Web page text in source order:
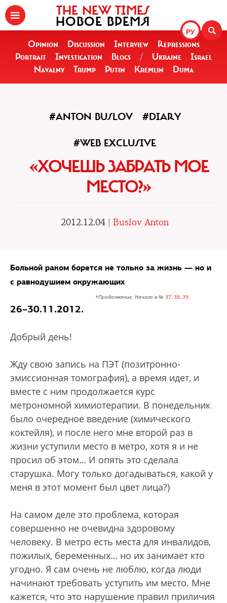
РУ
THE NEW TIMES
НОВОЕ ВРЕМЯ
Opinion Discussion Interview
Repressions
Portrait
Investigation Blogs / Ukraine
Israel
Navalny
Trump Putin Kremlin Duma
#ANTON BUSLOV #DIARY
#WEB EXCLUSIVE
«ХОЧЕШЬ ЗАБРАТЬ МОЕ
МЕСТО?»
2012.12.04 | Buslov Anton
Больной раком борется не только за жизнь — но и
с равнодушием окружающих
*Продолжение. Начало в № 37, 38, 39.
26–30.11.2012.
Добрый день!
Жду свою запись на ПЭТ (позитронно-
эмиссионная томография), а время идет, и
вместе с ним продолжается курс
метрономной химиотерапии. В понедельник
было очередное введение (химического
коктейля), и после него мне второй раз в
жизни уступили место в метро, хотя я и не
просил об этом… И опять это сделала
старушка. Могу только догадываться, какой у
меня в этот момент был цвет лица?)
На самом деле это проблема, которая
совершенно не очевидна здоровому
человеку. В метро есть места для инвалидов,
пожилых, беременных… но их занимает кто
угодно. Я сам очень не люблю, когда люди
начинают требовать уступить им место. Мне
кажется, что это нарушение правил приличия